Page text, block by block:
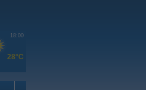
18:00
28°C